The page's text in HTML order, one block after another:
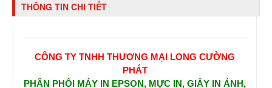
THÔNG TIN CHI TIẾT
CÔNG TY TNHH THƯƠNG MẠI LONG CƯỜNG
PHÁT
PHÂN PHỐI MÁY IN EPSON, MỰC IN, GIẤY IN ẢNH,